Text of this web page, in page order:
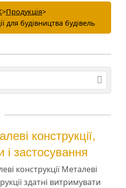
>Продукція>
для будівництва будівель
конструкції,
і застосування
конструкції Металеві
здатні витримувати